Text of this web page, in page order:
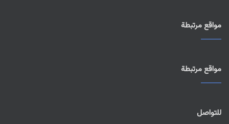
مواقع مرتبطة
مواقع مرتبطة
للتواصل